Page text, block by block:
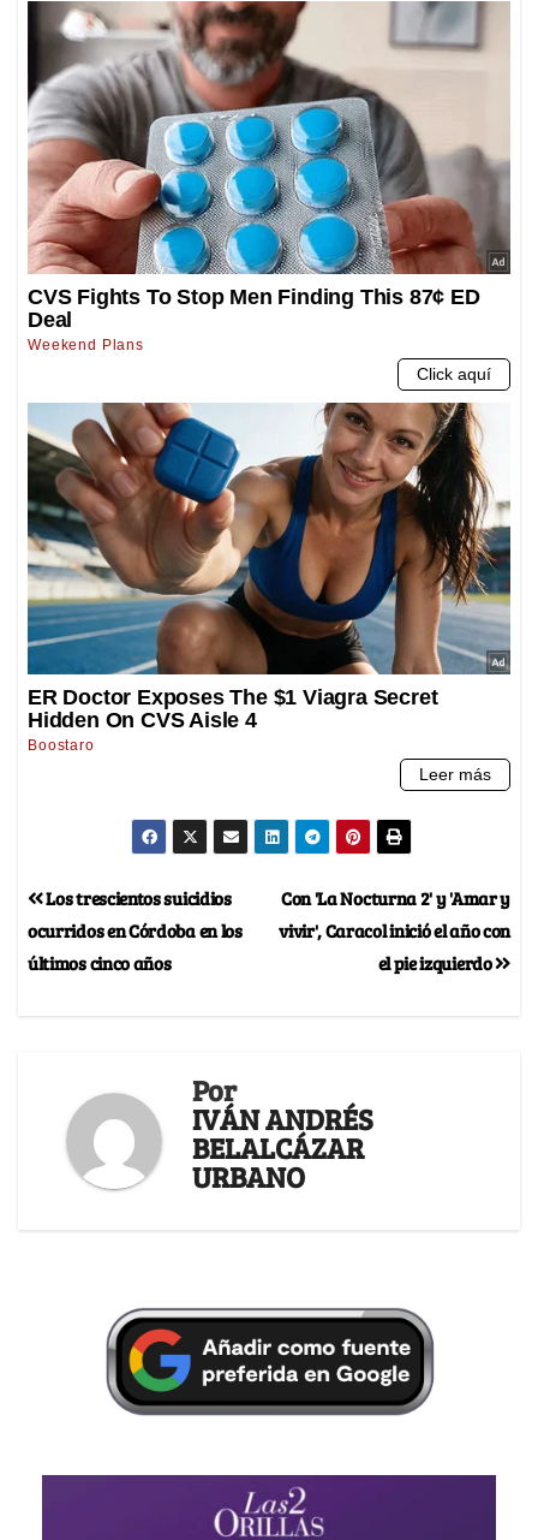
Con 'La Nocturna 2' y 'Amar y
vivir', Caracol inició el año con
el pie izquierdo
Los trescientos suicidios
ocurridos en Córdoba en los
últimos cinco años
Por
IVÁN ANDRÉS
BELALCÁZAR
URBANO